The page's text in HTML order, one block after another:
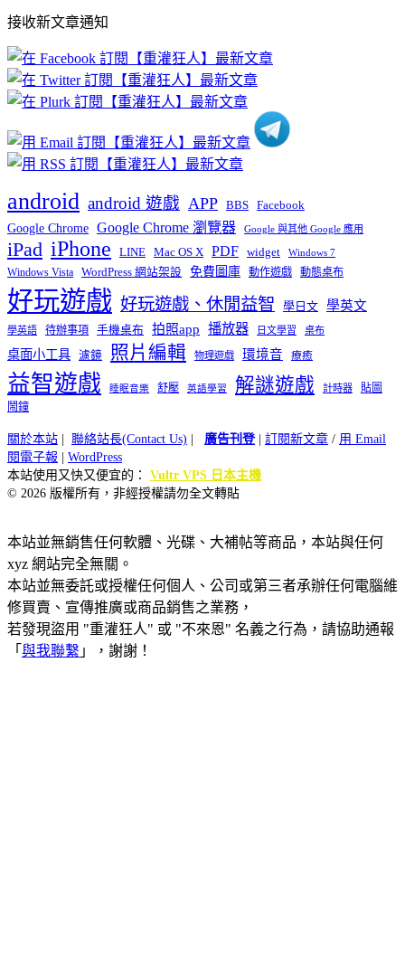
文
章
分
類
接收新文章通知
android android 遊戲 APP BBS Facebook
Google Chrome Google Chrome 瀏覽器 Google 與其他 Google 應用
iPad iPhone LINE Mac OS X PDF widget Windows 7
Windows Vista WordPress 網站架設 免費圖庫 動作遊戲 動態桌布
好玩遊戲 好玩遊戲、休閒益智 學日文 學英文
學英語 待辦事項 手機桌布 拍照app 播放器 日文學習 桌布
桌面小工具 濾鏡 照片編輯 物理遊戲 環境音 療癒
益智遊戲 睡眠音樂 舒壓 英語學習 解謎遊戲 計時器
貼圖
鬧鐘
關於本站 聯絡站長(Contact Us) 廣告刊登| 訂閱新文章 / 用 Email
閱電子報
WordPress
本站使用又快又便宜的： Vultr VPS 日本主機
© 2026 版權所有，非經授權請勿全文轉貼
本站並無銷售任何軟體、光碟、大補帖等商品，本站與任何
xyz 網站完全無關。
本站並無委託或授權任何個人、公司或第三者承辦任何電腦維
修買賣、宣傳推廣或商品銷售之業務，
若發現盜用 "重灌狂人" 或 "不來恩" 名義之行為，請協助通報
「 與我聯繫 」，謝謝！